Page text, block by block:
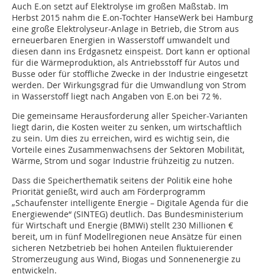
Auch E.on setzt auf Elektrolyse im großen Maßstab. Im
Herbst 2015 nahm die E.on-Tochter HanseWerk bei Hamburg
eine große Elektrolyseur-Anlage in Betrieb, die Strom aus
erneuerbaren Energien in Wasserstoff umwandelt und
diesen dann ins Erdgasnetz einspeist. Dort kann er optional
für die Wärmeproduktion, als Antriebsstoff für Autos und
Busse oder für stoffliche Zwecke in der Industrie eingesetzt
werden. Der Wirkungsgrad für die Umwandlung von Strom
in Wasserstoff liegt nach Angaben von E.on bei 72 %.
Die gemeinsame Herausforderung aller Speicher-Varianten
liegt darin, die Kosten weiter zu senken, um wirtschaftlich
zu sein. Um dies zu erreichen, wird es wichtig sein, die
Vorteile eines Zusammenwachsens der Sektoren Mobilität,
Wärme, Strom und sogar Industrie frühzeitig zu nutzen.
Dass die Speicherthematik seitens der Politik eine hohe
Priorität genießt, wird auch am Förderprogramm
„Schaufenster intelligente Energie – Digitale Agenda für die
Energiewende“ (SINTEG) deutlich. Das Bundesministerium
für Wirtschaft und Energie (BMWi) stellt 230 Millionen €
bereit, um in fünf Modellregionen neue Ansätze für einen
sicheren Netzbetrieb bei hohen Anteilen fluktuierender
Stromerzeugung aus Wind, Biogas und Sonnenenergie zu
entwickeln.